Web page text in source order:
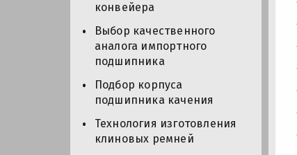
конвейера
Выбор качественного
аналога импортного
подшипника
Подбор корпуса
подшипника качения
Технология изготовления
клиновых ремней